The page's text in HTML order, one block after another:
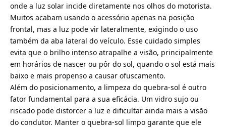
onde a luz solar incide diretamente nos olhos do motorista.
Muitos acabam usando o acessório apenas na posição
frontal, mas a luz pode vir lateralmente, exigindo o uso
também da aba lateral do veículo. Esse cuidado simples
evita que o brilho intenso atrapalhe a visão, principalmente
em horários de nascer ou pôr do sol, quando o sol está mais
baixo e mais propenso a causar ofuscamento.
Além do posicionamento, a limpeza do quebra-sol é outro
fator fundamental para a sua eficácia. Um vidro sujo ou
riscado pode distorcer a luz e dificultar ainda mais a visão
do condutor. Manter o quebra-sol limpo garante que ele